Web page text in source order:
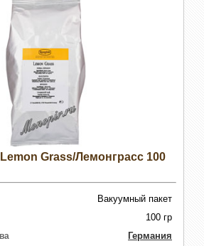
Grass/Лемонграсс 100
Вакуумный пакет
100 гр
Германия